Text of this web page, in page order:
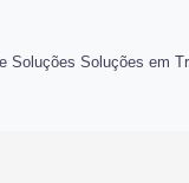
Soluções Soluções em